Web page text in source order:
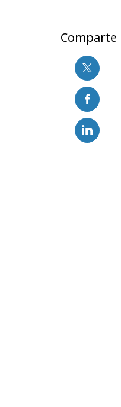
Comparte